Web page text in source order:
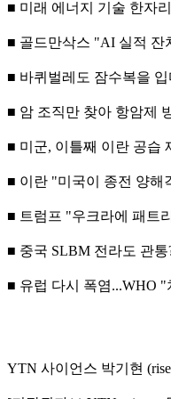
■ 미래 에너지 기술 한자
■ 골드만삭스 "AI 실적 잔
■ 바퀴벌레도 잠수복을
■ 암 조직만 찾아 항암제
■ 미군, 이틀째 이란 공습
■ 이란 "미국이 종전 양해
■ 트럼프 "우크라에 패트
■ 중국 SLBM 전라도 관
■ 유럽 다시 폭염...WHO
YTN 사이언스 박기현